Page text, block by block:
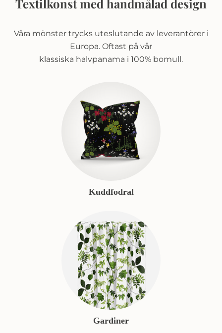
Textilkonst med handmålad design
Våra mönster trycks uteslutande av leverantörer i
Europa. Oftast på vår
klassiska halvpanama i 100% bomull.
Kuddfodral
Gardiner